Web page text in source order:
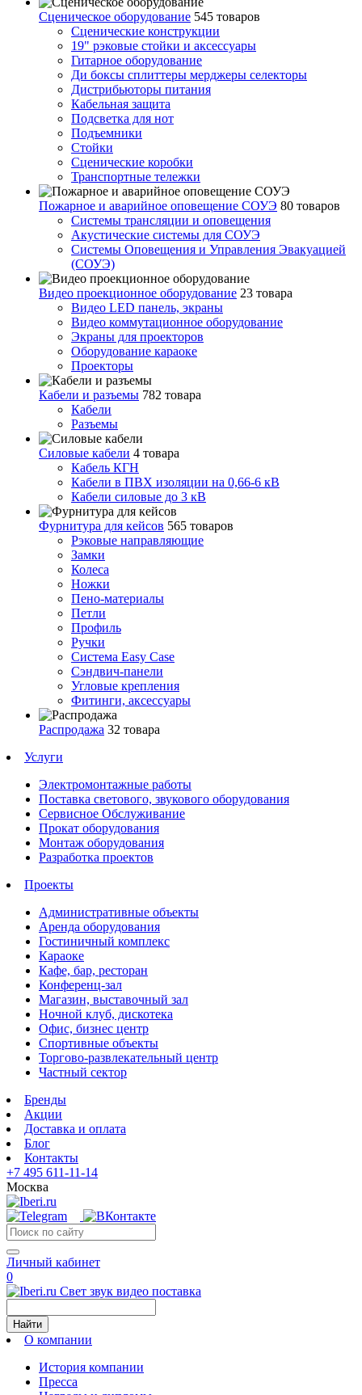
Сценическое оборудование 545 товаров
Сценические конструкции
19" рэковые стойки и аксесcуары
Гитарное оборудование
Ди боксы сплиттеры мерджеры селекторы
Дистрибьюторы питания
Кабельная защита
Подсветка для нот
Подъемники
Стойки
Сценические коробки
Транспортные тележки
Пожарное и аварийное оповещение СОУЭ 80 товаров
Cистемы трансляции и оповещения
Акустические системы для СОУЭ
Системы Оповещения и Управления Эвакуацией
(СОУЭ)
Видео проекционное оборудование 23 товара
Видео LED панель, экраны
Видео коммутационное оборудование
Экраны для проекторов
Оборудование караоке
Проекторы
Кабели и разъемы 782 товара
Кабели
Разъемы
Силовые кабели 4 товара
Кабель КГН
Кабели в ПВХ изоляции на 0,66-6 кВ
Кабели силовые до 3 кВ
Фурнитура для кейсов 565 товаров
Рэковые направляющие
Замки
Колеса
Ножки
Пено-материалы
Петли
Профиль
Ручки
Система Easy Case
Сэндвич-панели
Угловые крепления
Фитинги, аксессуары
Распродажа 32 товара
Услуги
Электромонтажные работы
Поставка светового, звукового оборудования
Сервисное Обслуживание
Прокат оборудования
Монтаж оборудования
Разработка проектов
Проекты
Административные объекты
Аренда оборудования
Гостиничный комплекс
Караоке
Кафе, бар, ресторан
Конференц-зал
Магазин, выставочный зал
Ночной клуб, дискотека
Офис, бизнес центр
Спортивные объекты
Торгово-развлекательный центр
Частный сектор
Бренды
Акции
Доставка и оплата
Блог
Контакты
+7 495 611-11-14
Москва
Личный кабинет
0
Свет звук видео поставка
Найти
О компании
История компании
Пресса